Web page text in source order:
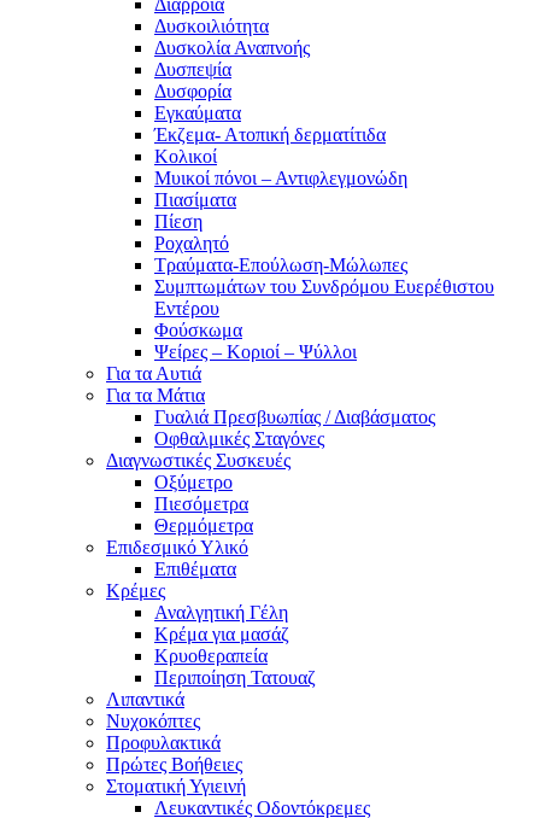
Διάρροια
Δυσκοιλιότητα
Δυσκολία Αναπνοής
Δυσπεψία
Δυσφορία
Εγκαύματα
Έκζεμα- Ατοπική δερματίτιδα
Κολικοί
Μυικοί πόνοι – Αντιφλεγμονώδη
Πιασίματα
Πίεση
Ροχαλητό
Τραύματα-Επούλωση-Μώλωπες
Συμπτωμάτων του Συνδρόμου Ευερέθιστου
Εντέρου
Φούσκωμα
Ψείρες – Κοριοί – Ψύλλοι
Για τα Αυτιά
Για τα Μάτια
Γυαλιά Πρεσβυωπίας / Διαβάσματος
Οφθαλμικές Σταγόνες
Διαγνωστικές Συσκευές
Οξύμετρο
Πιεσόμετρα
Θερμόμετρα
Επιδεσμικό Υλικό
Επιθέματα
Κρέμες
Αναλγητική Γέλη
Κρέμα για μασάζ
Κρυοθεραπεία
Περιποίηση Τατουαζ
Λιπαντικά
Νυχοκόπτες
Προφυλακτικά
Πρώτες Βοήθειες
Στοματική Υγιεινή
Λευκαντικές Οδοντόκρεμες